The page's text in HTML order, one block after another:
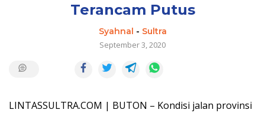
Terancam Putus
Syahnal - Sultra
September 3, 2020
LINTASSULTRA.COM | BUTON – Kondisi jalan provinsi